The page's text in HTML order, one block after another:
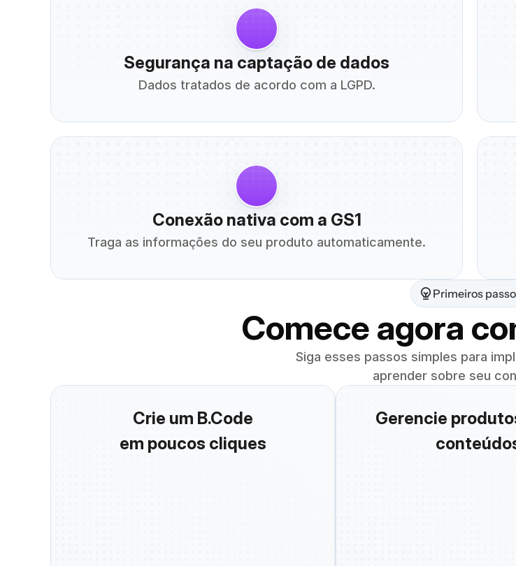
Segurança na captação de dados
Dados tratados de acordo com a LGPD.
Conexão nativa com a GS1
Traga as informações do seu produto automaticamente.
Primeiros
Comece agora
Siga esses passos simples para
aprender sobre seu
Crie um B.Code
em poucos cliques
Gerencie